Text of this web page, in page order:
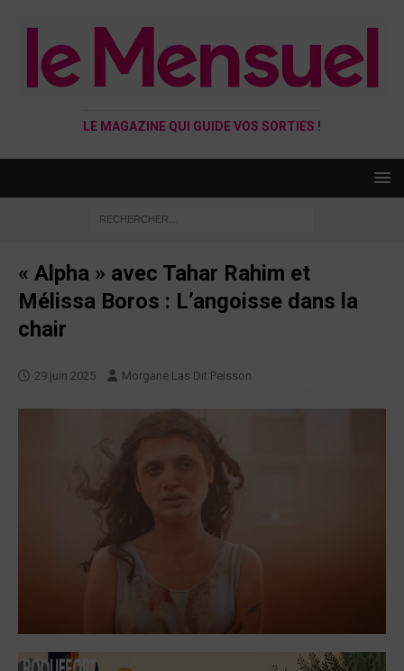
LE MAGAZINE QUI GUIDE VOS SORTIES !
« Alpha » avec Tahar Rahim et
Mélissa Boros : L’angoisse dans la
chair
29 juin 2025 Morgane Las Dit Peisson